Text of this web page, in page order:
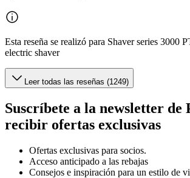
Esta reseña se realizó para Shaver series 3000
electric shaver
Leer todas las reseñas (1249)
Suscríbete a la newsletter de
recibir ofertas exclusivas
Ofertas exclusivas para socios.
Acceso anticipado a las rebajas
Consejos e inspiración para un estilo de